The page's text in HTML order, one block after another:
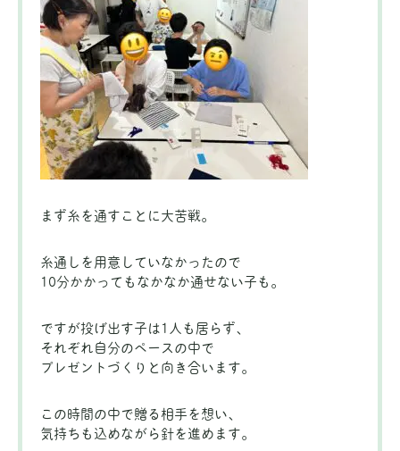
まず糸を通すことに大苦戦。
糸通しを用意していなかったので
10分かかってもなかなか通せない子も。
ですが投げ出す子は1人も居らず、
それぞれ自分のペースの中で
プレゼントづくりと向き合います。
この時間の中で贈る相手を想い、
気持ちも込めながら針を進めます。